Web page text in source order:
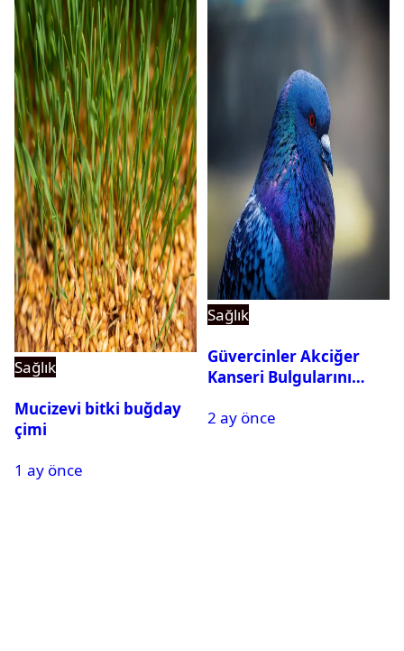
Sağlık
Mucizevi bitki buğday
çimi
1 ay önce
Sağlık
Güvercinler Akciğer
Kanseri Bulgularını
2 ay önce